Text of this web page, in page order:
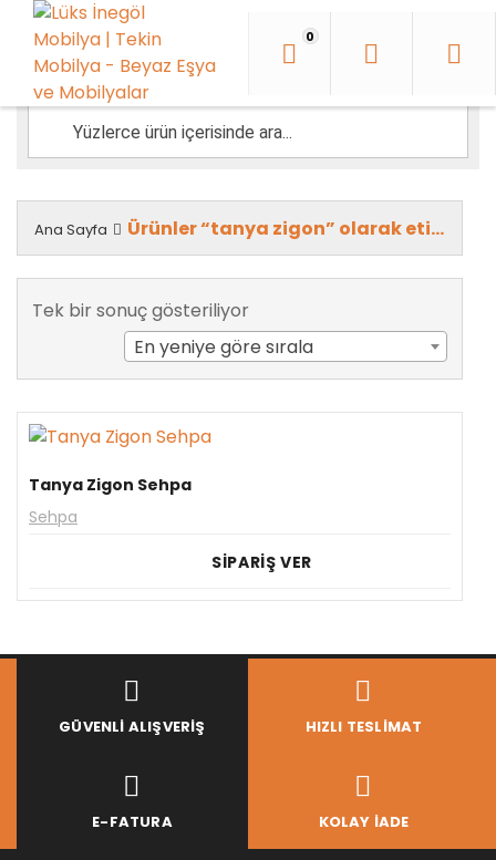
İçeriği
0
Ana Sayfa Ürünler “tanya zigon” olarak etiketlendi
Tek bir sonuç gösteriliyor
En yeniye göre sırala
Tanya Zigon Sehpa
Sehpa
SİPARİŞ VER
GÜVENLI ALIŞVERIŞ HIZLI TESLIMAT
E-FATURA KOLAY İADE